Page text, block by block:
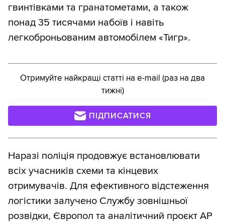
гвинтівками та гранатометами, а також
понад 35 тисячами набоїв і навіть
легкоброньованим автомобілем «Тигр».
Отримуйте найкращі статті на e-mail (раз на два
тижні)
ПІДПИСАТИСЯ
Наразі поліція продовжує встановлювати
всіх учасників схеми та кінцевих
отримувачів. Для ефективного відстеження
логістики залучено Службу зовнішньої
розвідки, Європол та аналітичний проєкт AP